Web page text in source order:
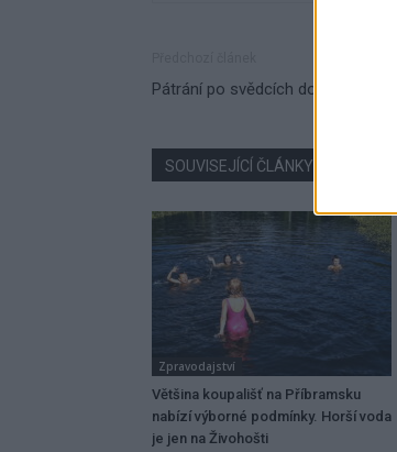
Pátrání po svědcích dopravní
SOUVISEJÍCÍ ČLÁNKY
Zpravodajství
Většina koupališť na Příbramsku
nabízí výborné podmínky. Horší voda
je jen na Živohošti